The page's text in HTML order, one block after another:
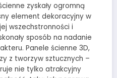
zyskały ogromną
element dekoracyjny w
wszechstronności i
sposób na nadanie
Panele ścienne 3D,
z tworzyw sztucznych –
nie tylko atrakcyjny